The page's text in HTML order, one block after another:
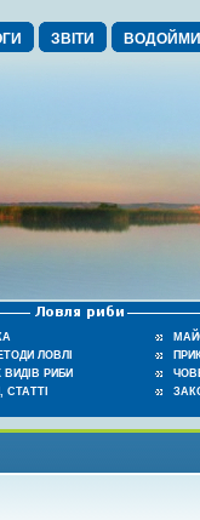
ЗВІТИ ВОДОЙМИ
ЛОВЛІ
РИБИ
СТАТТІ